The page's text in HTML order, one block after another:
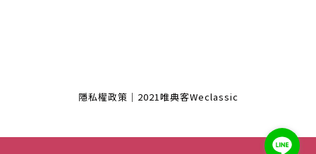
隱私權政策｜2021唯典客Weclassic